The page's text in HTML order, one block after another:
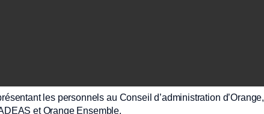
les personnels au Conseil d’administration d’Orange,
et Orange Ensemble.